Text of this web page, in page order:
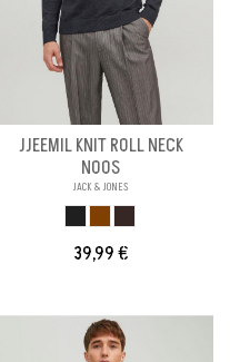
JJEEMIL KNIT ROLL NECK
NOOS
JACK & JONES
39,99 €